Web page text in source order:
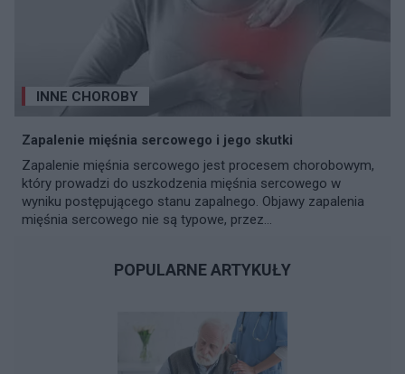
INNE CHOROBY
Zapalenie mięśnia sercowego i jego skutki
Zapalenie mięśnia sercowego jest procesem chorobowym,
który prowadzi do uszkodzenia mięśnia sercowego w
wyniku postępującego stanu zapalnego. Objawy zapalenia
mięśnia sercowego nie są typowe, przez...
POPULARNE ARTYKUŁY